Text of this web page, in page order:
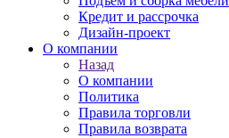
Кредит и рассрочка
Дизайн-проект
О компании
Назад
О компании
Политика
Правила торговли
Правила возврата